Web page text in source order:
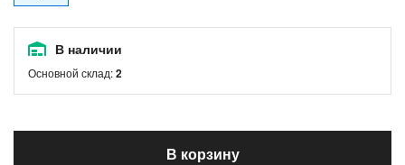
В наличии
Основной склад:2
В корзину